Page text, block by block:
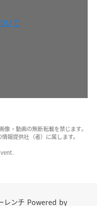
いて
像・動画の無断転載を禁じます。
報提供社（者）に属します。
レンチ Powered by